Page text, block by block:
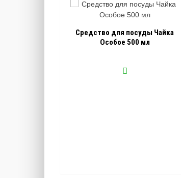
Средство для посуды Чайка
Особое 500 мл